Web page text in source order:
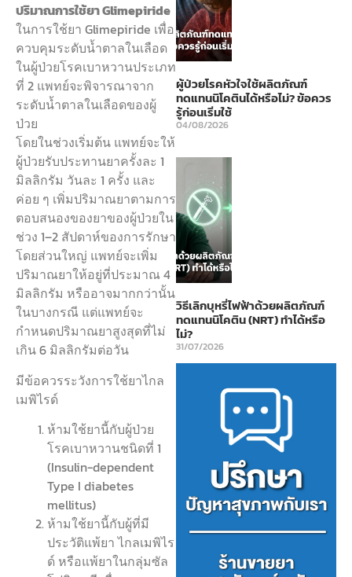
ปริมาณการใช้ยา Glimepiride
ในการใช้ยา Glimepiride เพื่อ
ควบคุมระดับน้ำตาลในเลือด
ในผู้ป่วยโรคเบาหวานประเภท
ที่ 2 แพทย์จะพิจารณาจาก
ระดับน้ำตาลในเลือดของผู้
ป่วย
โดยในช่วงเริ่มต้น แพทย์จะให้
ผู้ป่วยรับประทานยาครั้งละ 1
มิลลิกรัม วันละ 1 ครั้ง และ
ค่อย ๆ เพิ่มปริมาณยาตามการ
ตอบสนองของยาของผู้ป่วยใน
ช่วง 1–2 สัปดาห์ของการรักษา
โดยส่วนใหญ่ แพทย์จะเพิ่ม
ปริมาณยาให้อยู่ที่ประมาณ 4
มิลลิกรัม หรืออาจมากกว่านั้น
ในบางกรณี แต่แพทย์จะ
กำหนดปริมาณยาสูงสุดที่ไม่
เกิน 6 มิลลิกรัมต่อวัน
มีข้อควรระวังการใช้ยาไกล
เมพิไรด์
ห้ามใช้ยานี้กับผู้ป่วย
โรคเบาหวานชนิดที่ 1
(Insulin-dependent
Type I diabetes
mellitus)
ห้ามใช้ยานี้กับผู้ที่มี
ประวัติแพ้ยา ไกลเมพิไร
ด์ หรือแพ้ยาในกลุ่มซัล
ผู้ป่วยโรคหัวใจใช้ผลิตภัณฑ์
ทดแทนนิโคตินได้หรือไม่? ข้อควร
รู้ก่อนเริ่มใช้
04/08/2026
วิธีเลิกบุหรี่ไฟฟ้าด้วยผลิตภัณฑ์
ทดแทนนิโคติน (NRT) ทำได้หรือ
ไม่?
31/07/2026